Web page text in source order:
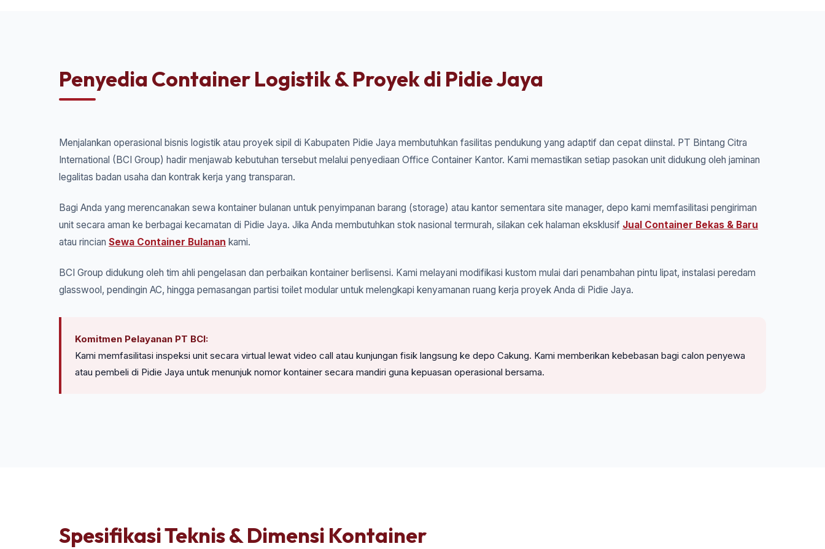
Penyedia Container Logistik & Proyek di Pidie Jaya
Menjalankan operasional bisnis logistik atau proyek sipil di Kabupaten Pidie Jaya membutuhkan fasilitas pendukung yang adaptif dan cepat diinstal. PT Bintang Citra
International (BCI Group) hadir menjawab kebutuhan tersebut melalui penyediaan Office Container Kantor. Kami memastikan setiap pasokan unit didukung oleh jaminan
legalitas badan usaha dan kontrak kerja yang transparan.
Bagi Anda yang merencanakan sewa kontainer bulanan untuk penyimpanan barang (storage) atau kantor sementara site manager, depo kami memfasilitasi pengiriman
unit secara aman ke berbagai kecamatan di Pidie Jaya. Jika Anda membutuhkan stok nasional termurah, silakan cek halaman eksklusif Jual Container Bekas & Baru
atau rincian Sewa Container Bulanan kami.
BCI Group didukung oleh tim ahli pengelasan dan perbaikan kontainer berlisensi. Kami melayani modifikasi kustom mulai dari penambahan pintu lipat, instalasi peredam
glasswool, pendingin AC, hingga pemasangan partisi toilet modular untuk melengkapi kenyamanan ruang kerja proyek Anda di Pidie Jaya.
Komitmen Pelayanan PT BCI:
Kami memfasilitasi inspeksi unit secara virtual lewat video call atau kunjungan fisik langsung ke depo Cakung. Kami memberikan kebebasan bagi calon penyewa
atau pembeli di Pidie Jaya untuk menunjuk nomor kontainer secara mandiri guna kepuasan operasional bersama.
Spesifikasi Teknis & Dimensi Kontainer